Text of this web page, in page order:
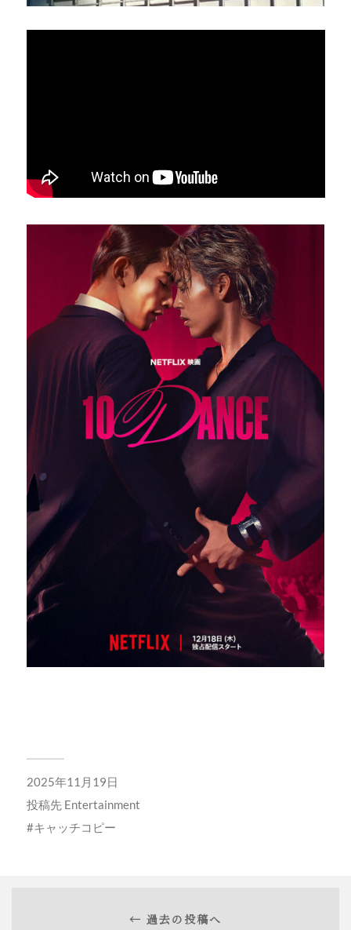
2025年11月19日
投稿先 Entertainment
キャッチコピー
← 過去の投稿へ